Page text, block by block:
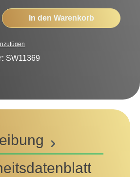
Gib den gewünschten
In den Warenkorb
SW11369